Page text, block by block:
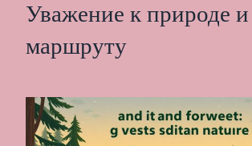
Уважение к природе и
маршруту